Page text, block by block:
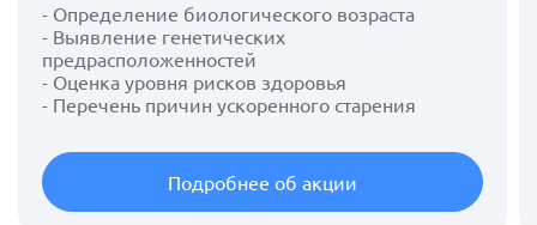
- Определение биологического возраста
- Выявление генетических
предрасположенностей
- Оценка уровня рисков здоровья
- Перечень причин ускоренного старения
Подробнее об акции